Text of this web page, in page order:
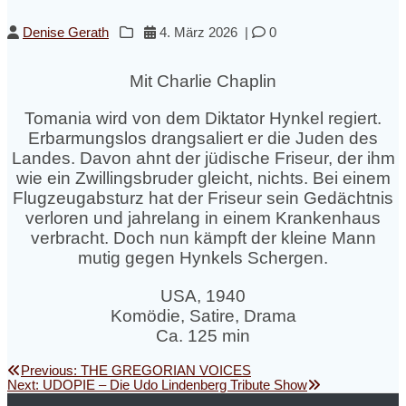
Denise Gerath 4. März 2026 0
Mit Charlie Chaplin
Tomania wird von dem Diktator Hynkel regiert.
Erbarmungslos drangsaliert er die Juden des
Landes. Davon ahnt der jüdische Friseur, der ihm
wie ein Zwillingsbruder gleicht, nichts. Bei einem
Flugzeugabsturz hat der Friseur sein Gedächtnis
verloren und jahrelang in einem Krankenhaus
verbracht. Doch nun kämpft der kleine Mann
mutig gegen Hynkels Schergen.
USA, 1940
Komödie, Satire, Drama
Ca. 125 min
Beitragsnavigation
Previous: Previous
post:
THE GREGORIAN VOICES
Next: Next
UDOPIE – Die Udo Lindenberg Tribute Show